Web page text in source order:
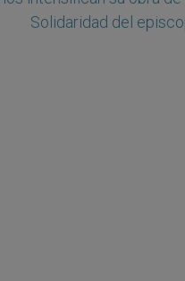
Solidaridad del